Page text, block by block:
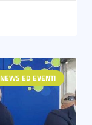
NEWS ED EVENTI